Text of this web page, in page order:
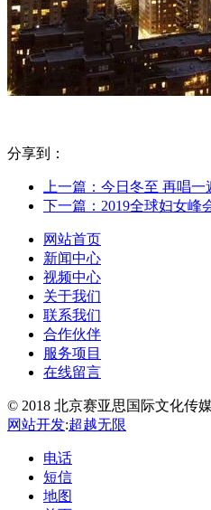
分享到：
上一篇：今日冬至 再唱
下一篇：2019全球妇女峰
网站首页
新闻中心
视频中心
关于我们
联系我们
合作伙伴
服务项目
在线留言
© 2018 北京赛亚思国际文化传
网站开发:超越无限
电话
短信
地图